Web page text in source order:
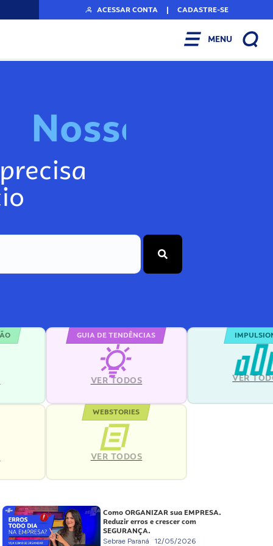
ACESSAR CONTA | CADASTRE-SE
MENU
Nosso
GUIA DE TENDÊNCIAS
VER TODOS VER
WEBSTORIES
VER TODOS
Como ORGANIZAR sua EMPRESA.
Reduzir erros e crescer com
SEGURANÇA.
Sebrae Paraná 12/05/2026